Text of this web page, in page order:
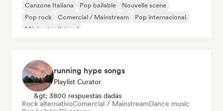
Canzone Italiana Pop bailable
Nouvelle scene
Pop rock
Comercial / Mainstream
Pop internacional
Música tradicional
running hype songs
Playlist Curator
&gt; 3800 respuestas dadas
Rock alternativoComercial / MainstreamDance music